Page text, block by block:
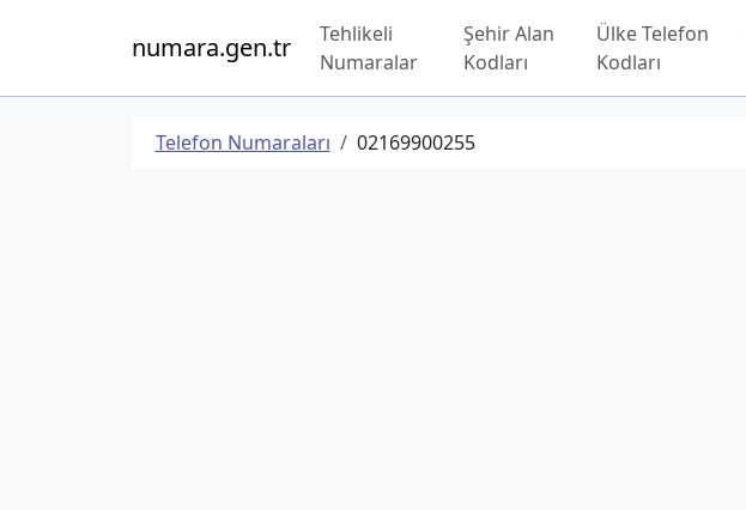
numara.gen.tr
Tehlikeli
Numaralar
Şehir Alan
Kodları
Ülke Telefon
Kodları
Telefon Numaraları 02169900255